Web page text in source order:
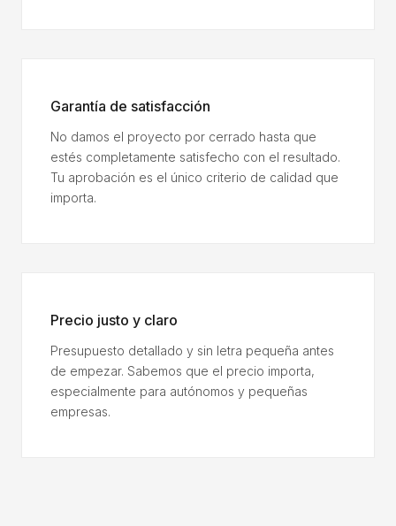
Garantía de satisfacción
No damos el proyecto por cerrado hasta que
estés completamente satisfecho con el resultado.
Tu aprobación es el único criterio de calidad que
importa.
Precio justo y claro
Presupuesto detallado y sin letra pequeña antes
de empezar. Sabemos que el precio importa,
especialmente para autónomos y pequeñas
empresas.